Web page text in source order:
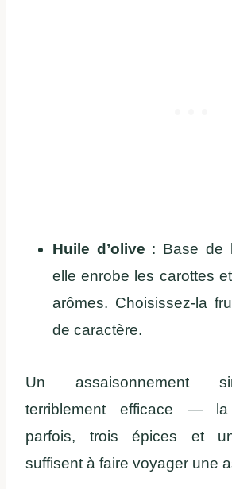
Huile d’olive : Base de
elle enrobe les carottes
arômes. Choisissez-la
de caractère.
Un assaisonnement
terriblement efficace —
parfois, trois épices et
suffisent à faire voyager une